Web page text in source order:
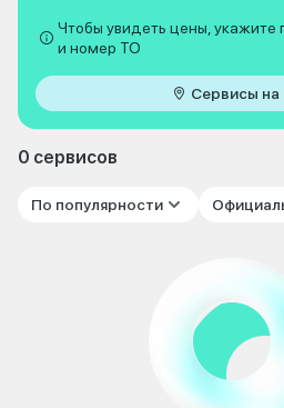
Чтобы увидеть цены, укажите
и номер ТО
Сервисы на
0 сервисов
По популярности